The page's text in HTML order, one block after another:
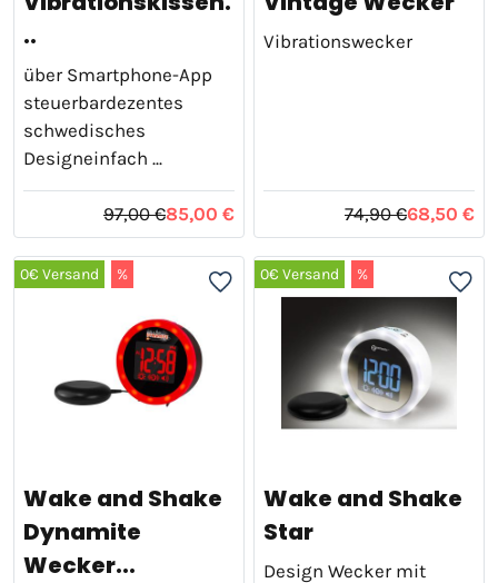
..
über Smartphone-App
steuerbardezentes
schwedisches
Designeinfach ...
97,00 €85,00 €
Vibrationswecker
74,90 €68,50 €
0€ Versand %
Wake and Shake
Dynamite
Wecker...
0€ Versand %
Wake and Shake
Star
Design Wecker mit